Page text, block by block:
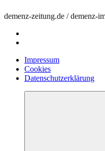
demenz-zeitung.de / demenz-
Impressum
Cookies
Datenschutzerklärung